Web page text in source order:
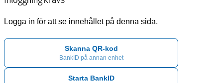
Logga in för att se innehållet på denna sida.
Skanna QR-kod
BankID på annan enhet
Starta BankID